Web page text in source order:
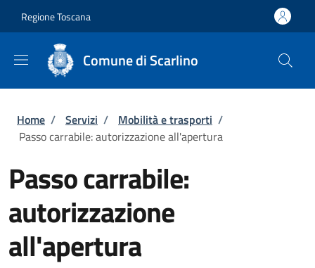
Regione Toscana
Comune di Scarlino
Briciole di pane
Home / Servizi / Mobilità e trasporti /
Passo carrabile: autorizzazione all'apertura
Passo carrabile:
autorizzazione
all'apertura